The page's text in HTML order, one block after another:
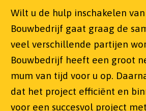
Wilt u de hulp inschakelen
Bouwbedrijf gaat graag de
veel verschillende partijen
Bouwbedrijf heeft een groot
mum van tijd voor u op.
dat het project efficiënt en
voor een succesvol project